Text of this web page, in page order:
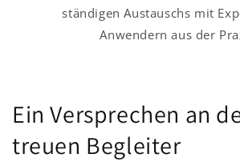
ständigen Austauschs mit
Anwendern aus der
Ein Versprechen an
treuen Begleiter